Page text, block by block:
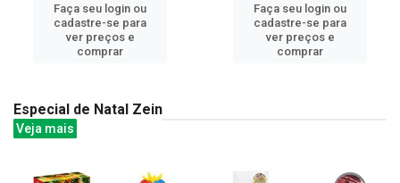
Faça seu login ou
cadastre-se para
ver preços e
comprar
Faça seu login ou
cadastre-se para
ver preços e
comprar
Especial de Natal Zein
Veja mais